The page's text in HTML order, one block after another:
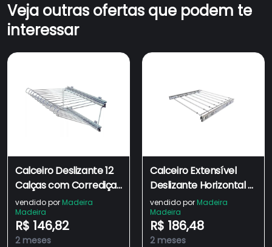
Veja outras ofertas que podem te
interessar
Calceiro Deslizante 12
Calças com Corrediça
Cromado Jomer
vendido por Madeira
Madeira
R$ 146,82
2 meses
Calceiro Extensível
Deslizante Horizontal 8
Varetas Jomer
vendido por Madeira
Madeira
R$ 186,48
2 meses